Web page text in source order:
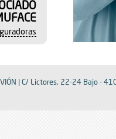
| C/ Lictores, 22-24 Bajo